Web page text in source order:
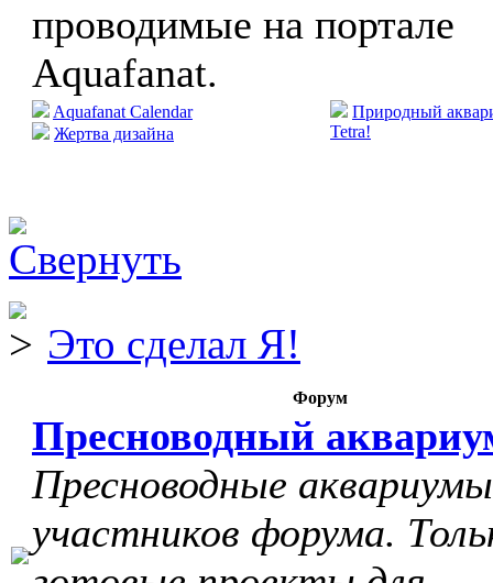
проводимые на портале
Aquafanat.
Aquafanat Calendar
Жертва дизайна
Природный
Tetra!
Это сделал Я!
Форум
Пресноводный
Пресноводные аквариумы
участников форума.